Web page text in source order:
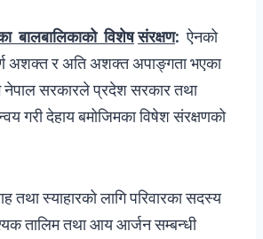
बालबालिकाको विशेषसंरक्षण: ऐनको
अशक्त र अति अशक्त अपाङ्गता भएका
नेपाल सरकारले प्रदेश सरकार तथा
गरी देहाय बमोजिमका विषेश संरक्षणको
स्याहारको लागि परिवारका सदस्य
तालिम तथा आय आर्जन सम्बन्धी